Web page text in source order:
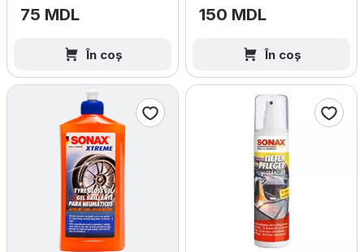
75 MDL
În coș
150 MDL
În coș